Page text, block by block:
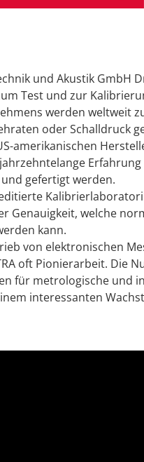
und Akustik
Test und zur
werden weltweit
oder Schalldruck
amerikanischen
gefertigt werden.
Genauigkeit, welche
kann.
von elektronischen
oft Pionierarbeit. Die
für metrologische und
interessanten